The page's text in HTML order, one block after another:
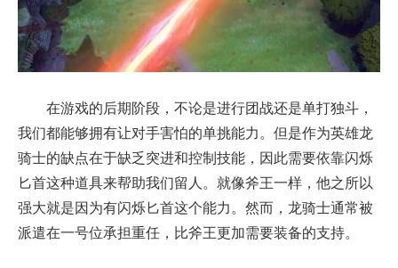
在游戏的后期阶段，不论是进行团战还是单打独斗，
我们都能够拥有让对手害怕的单挑能力。但是作为英雄龙
骑士的缺点在于缺乏突进和控制技能，因此需要依靠闪烁
匕首这种道具来帮助我们留人。就像斧王一样，他之所以
强大就是因为有闪烁匕首这个能力。然而，龙骑士通常被
派遣在一号位承担重任，比斧王更加需要装备的支持。